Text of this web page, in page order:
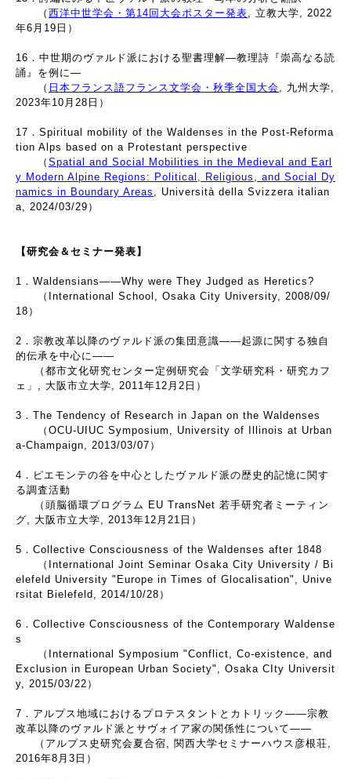
（ 西洋中世学会・第14回大会ポスター発表, 立教大学, 2022
年6月19日）
16．中世期のヴァルド派における聖書理解―教理詩『崇高なる読
誦』を例に―
（ 日本フランス語フランス文学会・秋季全国大会, 九州大学,
2023年10月28日）
17．Spiritual mobility of the Waldenses in the Post-Reforma
tion Alps based on a Protestant perspective
（ Spatial and Social Mobilities in the Medieval and Earl
y Modern Alpine Regions: Political, Religious, and Social Dy
namics in Boundary Areas , Università della Svizzera italian
a, 2024/03/29）
【研究会＆セミナー発表】
1．Waldensians――Why were They Judged as Heretics?
（International School, Osaka City University, 2008/09/
18）
2．宗教改革以降のヴァルド派の集団意識――起源に関する独自
的伝承を中心に――
（都市文化研究センター定例研究会「文学研究科・研究カフ
ェ」, 大阪市立大学, 2011年12月2日）
3．The Tendency of Research in Japan on the Waldenses
（OCU-UIUC Symposium, University of Illinois at Urban
a-Champaign, 2013/03/07）
4．ピエモンテの谷を中心としたヴァルド派の歴史的記憶に関す
る調査活動
（頭脳循環プログラム EU TransNet 若手研究者ミーティン
グ, 大阪市立大学, 2013年12月21日）
5．Collective Consciousness of the Waldenses after 1848
（International Joint Seminar Osaka City University / Bi
elefeld University "Europe in Times of Glocalisation", Unive
rsitat Bielefeld, 2014/10/28）
6．Collective Consciousness of the Contemporary Waldense
s
（International Symposium "Conflict, Co-existence, and
Exclusion in European Urban Society", Osaka CIty Universit
y, 2015/03/22）
7．アルプス地域におけるプロテスタントとカトリック――宗教
改革以降のヴァルド派とサヴォイア家の関係性について――
（アルプス史研究会夏合宿, 関西大学セミナーハウス彦根荘,
2016年8月3日）